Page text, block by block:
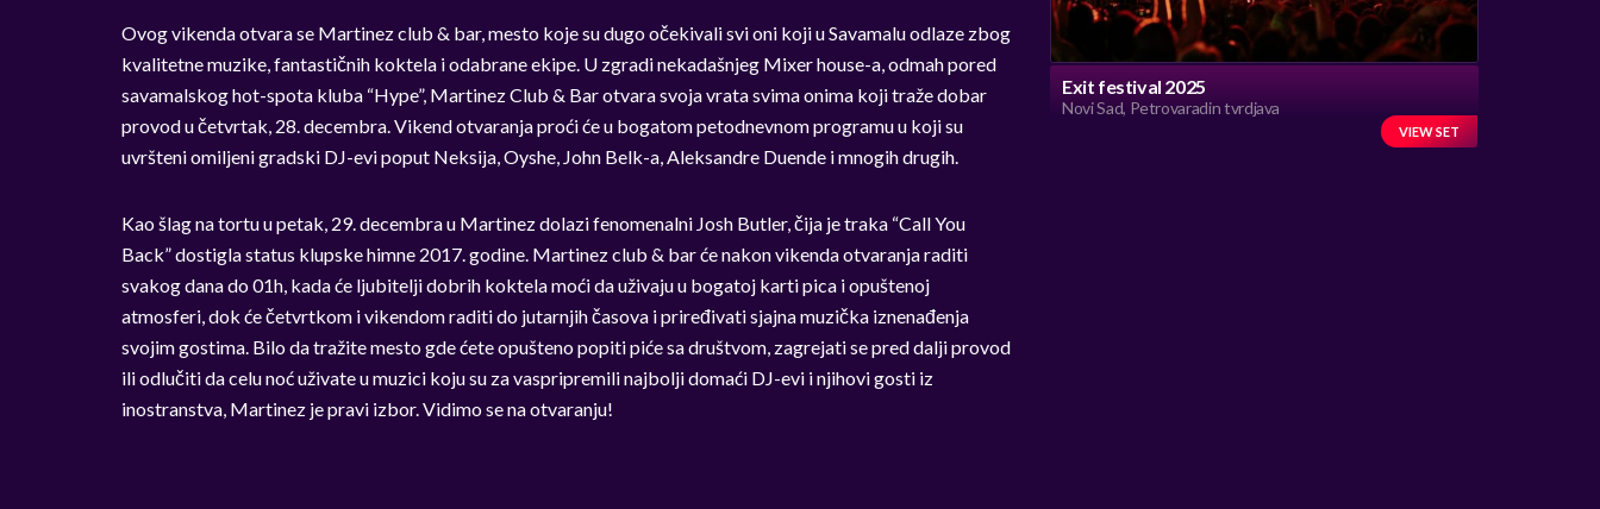
Ovog vikenda otvara se Martinez club & bar, mesto koje su dugo očekivali svi oni koji u Savamalu odlaze zbog
kvalitetne muzike, fantastičnih koktela i odabrane ekipe. U zgradi nekadašnjeg Mixer house-a, odmah pored
savamalskog hot-spota kluba “Hype”, Martinez Club & Bar otvara svoja vrata svima onima koji traže dobar
provod u četvrtak, 28. decembra. Vikend otvaranja proći će u bogatom petodnevnom programu u koji su
uvršteni omiljeni gradski DJ-evi poput Neksija, Oyshe, John Belk-a, Aleksandre Duende i mnogih drugih.
Kao šlag na tortu u petak, 29. decembra u Martinez dolazi fenomenalni Josh Butler, čija je traka “Call You
Back” dostigla status klupske himne 2017. godine. Martinez club & bar će nakon vikenda otvaranja raditi
svakog dana do 01h, kada će ljubitelji dobrih koktela moći da uživaju u bogatoj karti pica i opuštenoj
atmosferi, dok će četvrtkom i vikendom raditi do jutarnjih časova i priređivati sjajna muzička iznenađenja
svojim gostima. Bilo da tražite mesto gde ćete opušteno popiti piće sa društvom, zagrejati se pred dalji provod
ili odlučiti da celu noć uživate u muzici koju su za vaspripremili najbolji domaći DJ-evi i njihovi gosti iz
inostranstva, Martinez je pravi izbor. Vidimo se na otvaranju!
Exit festival 2025
Novi Sad, Petrovaradin tvrdjava
VIEW SET